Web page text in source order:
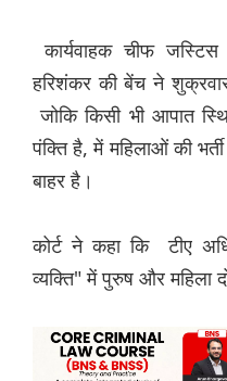
कार्यवाहक चीफ
हरिशंकर की बेंच ने
जोकि किसी भी आपात
पंक्ति है, में महिलाओं की
बाहर है।
कोर्ट ने कहा कि टीए
व्यक्ति" में पुरुष और महिला